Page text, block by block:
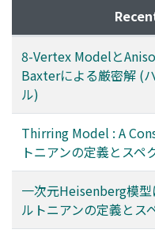
8-Vertex Modelと
Baxterによる厳密解 (
ル)
Thirring Model : A
トニアンの定義とスペ
一次元Heisenberg模
ルトニアンの定義とス